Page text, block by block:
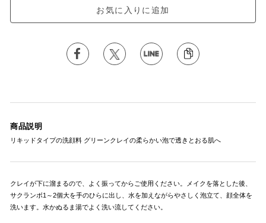
お気に入りに追加
商品説明
リキッドタイプの洗顔料 グリーンクレイの柔らかい泡で透きとおる肌へ
クレイが下に溜まるので、よく振ってからご使用ください。メイクを落とした後、
サクランボ1～2個大を手のひらに出し、水を加えながらやさしく泡立て、顔全体を
洗います。水かぬるま湯でよく洗い流してください。